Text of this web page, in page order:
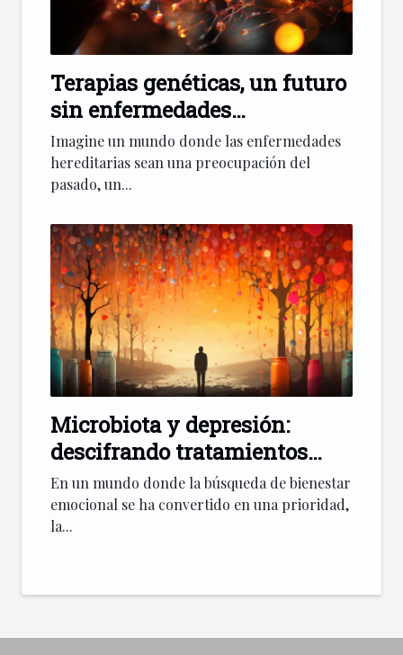
Terapias genéticas, un futuro
sin enfermedades
hereditarias
Imagine un mundo donde las enfermedades
hereditarias sean una preocupación del
pasado, un...
Microbiota y depresión:
descifrando tratamientos
innovadores
En un mundo donde la búsqueda de bienestar
emocional se ha convertido en una prioridad,
la...